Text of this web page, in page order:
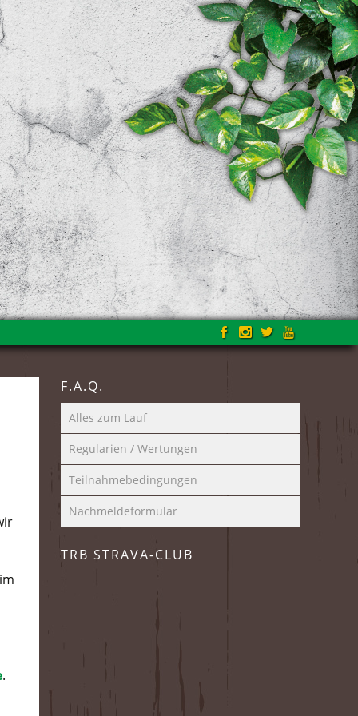
.
F.A.Q.
Alles zum Lauf
Regularien / Wertungen
Teilnahmebedingungen
Nachmeldeformular
TRB STRAVA-CLUB